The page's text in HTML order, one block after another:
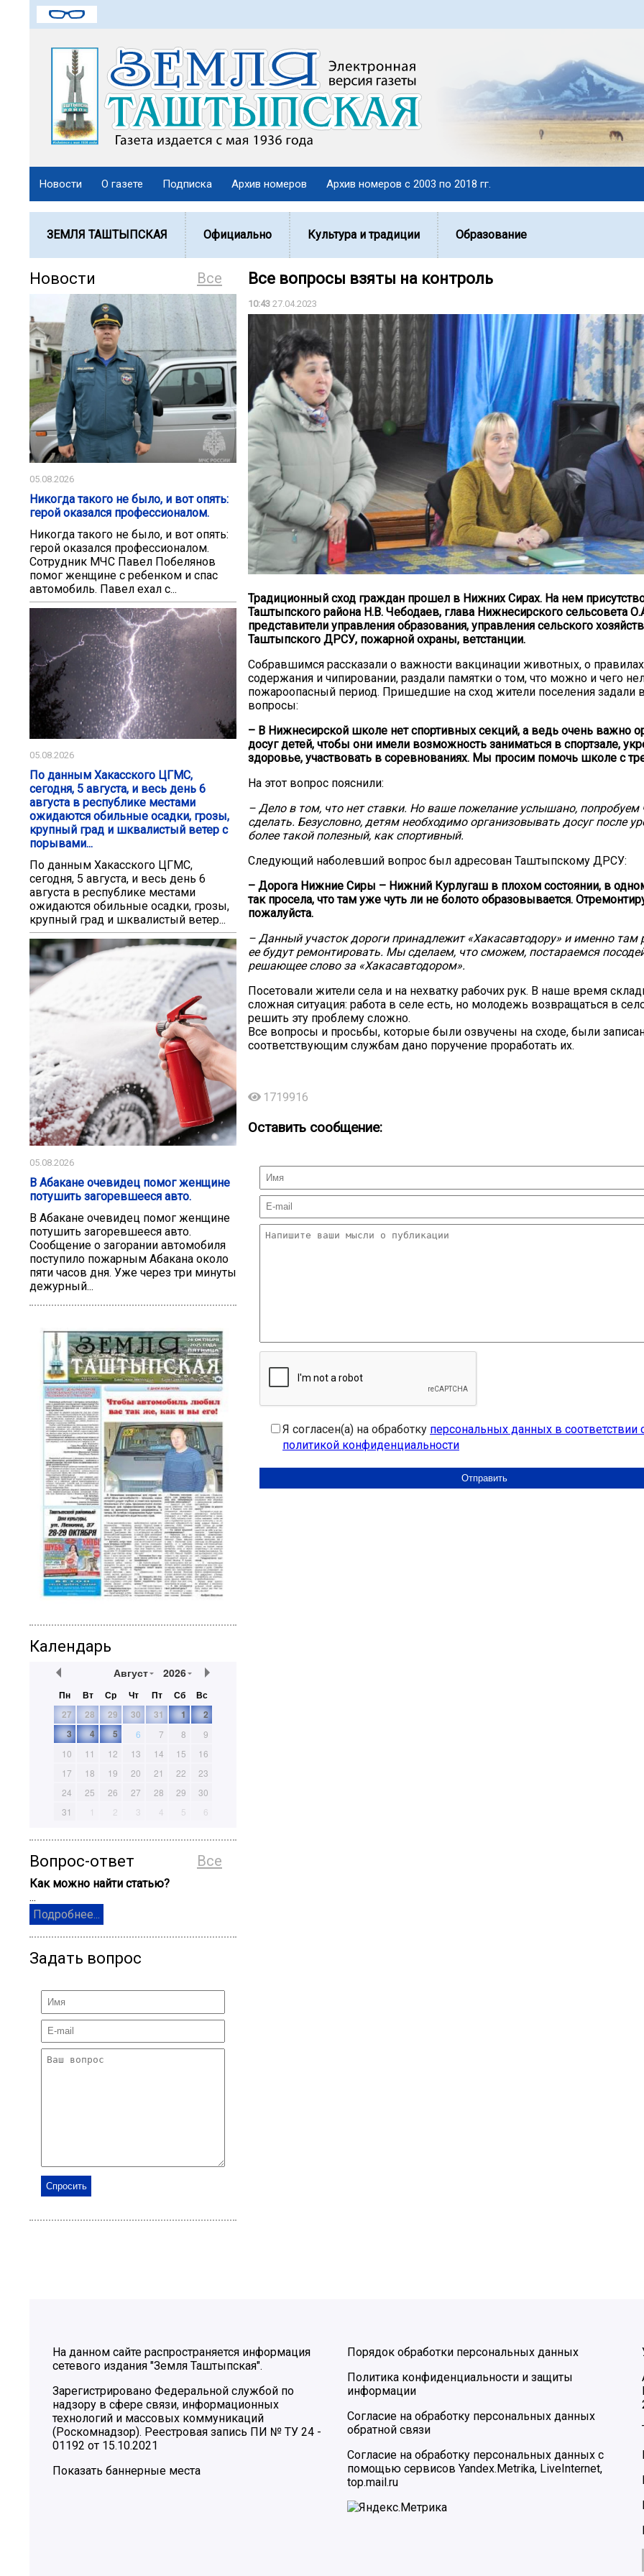
Новости О газете Подписка Архив номеров Архив номеров с 2003 по 2018 гг.
ЗЕМЛЯ ТАШТЫПСКАЯ Официально Культура и традиции Образование
Все
Новости
05.08.2026
Никогда такого не было, и вот опять:
герой оказался профессионалом.
Никогда такого не было, и вот опять:
герой оказался профессионалом.
Сотрудник МЧС Павел Побелянов
помог женщине с ребенком и спас
автомобиль. Павел ехал с...
05.08.2026
По данным Хакасского ЦГМС,
сегодня, 5 августа, и весь день 6
августа в республике местами
ожидаются обильные осадки, грозы,
крупный град и шквалистый ветер с
порывами...
По данным Хакасского ЦГМС,
сегодня, 5 августа, и весь день 6
августа в республике местами
ожидаются обильные осадки, грозы,
крупный град и шквалистый ветер...
05.08.2026
В Абакане очевидец помог женщине
потушить загоревшееся авто.
В Абакане очевидец помог женщине
потушить загоревшееся авто.
Сообщение о загорании автомобиля
поступило пожарным Абакана около
пяти часов дня. Уже через три минуты
дежурный...
Календарь
Август 2026
Пн Вт Ср Чт Пт Сб
Вс
27
28 29 30 31 1
2
3
4 5 6 7 8
9
10
11 12 13 14 15
16
17
18 19 20 21 22
23
24
25 26 27 28 29
30
31
1 2 3 4 5 6
Все
Вопрос-ответ
Как можно найти статью?
...
Подробнее...
Задать вопрос
Все вопросы взяты на контроль
10:43 27.04.2023
Традиционный сход граждан прошел в Нижних Сирах. На нем
Таштыпского района Н.В. Чебодаев, глава Нижнесирского сельсовета
представители управления образования, управления сельского
Таштыпского ДРСУ, пожарной охраны, ветстанции.
Собравшимся рассказали о важности вакцинации животных, о
содержания и чипировании, раздали памятки о том, что можно и чего
пожароопасный период. Пришедшие на сход жители поселения задали
вопросы:
– В Нижнесирской школе нет спортивных секций, а ведь очень важно
досуг детей, чтобы они имели возможность заниматься в спортзале,
здоровье, участвовать в соревнованиях. Мы просим помочь школе с
На этот вопрос пояснили:
– Дело в том, что нет ставки. Но ваше пожелание услышано, попробуем
сделать. Безусловно, детям необходимо организовывать досуг после
более такой полезный, как спортивный.
Следующий наболевший вопрос был адресован Таштыпскому ДРСУ:
– Дорога Нижние Сиры – Нижний Курлугаш в плохом состоянии, в
так просела, что там уже чуть ли не болото образовывается.
пожалуйста.
– Данный участок дороги принадлежит «Хакасавтодору» и именно там
ее будут ремонтировать. Мы сделаем, что сможем, постараемся
решающее слово за «Хакасавтодором».
Посетовали жители села и на нехватку рабочих рук. В наше время
сложная ситуация: работа в селе есть, но молодежь возвращаться в
решить эту проблему сложно.
Все вопросы и просьбы, которые были озвучены на сходе, были
соответствующим службам дано поручение проработать их.
1719916
Оставить сообщение:
Я согласен(а) на обработку персональных данных в соответствии
политикой конфиденциальности
На данном сайте распространяется информация
сетевого издания "Земля Таштыпская".
Зарегистрировано Федеральной службой по
надзору в сфере связи, информационных
технологий и массовых коммуникаций
(Роскомнадзор). Реестровая запись ПИ № ТУ 24 -
01192 от 15.10.2021
Показать баннерные места
Порядок обработки персональных данных
Политика конфиденциальности и защиты
информации
Согласие на обработку персональных данных
обратной связи
Согласие на обработку персональных данных с
помощью сервисов Yandex.Metrika, LiveInternet,
top.mail.ru